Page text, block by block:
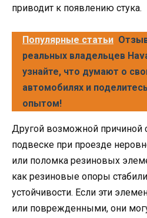
приводит к появлению стука.
Популярные статьи
реальных владельцев
узнайте, что думают о
автомобилях и
опытом!
Другой возможной причиной
подвеске при проезде
или поломка резиновых
как резиновые опоры
устойчивости. Если эти
или поврежденными, они